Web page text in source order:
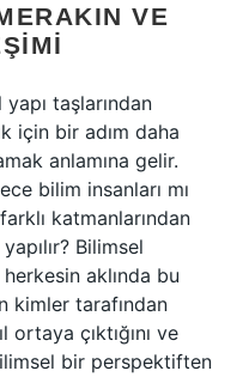
VE
taşlarından
için bir adım daha
anlamına gelir.
bilim insanları mı
katmanlarından
Bilimsel
aklında bu
kimler tarafından
ortaya çıktığını ve
bir perspektiften